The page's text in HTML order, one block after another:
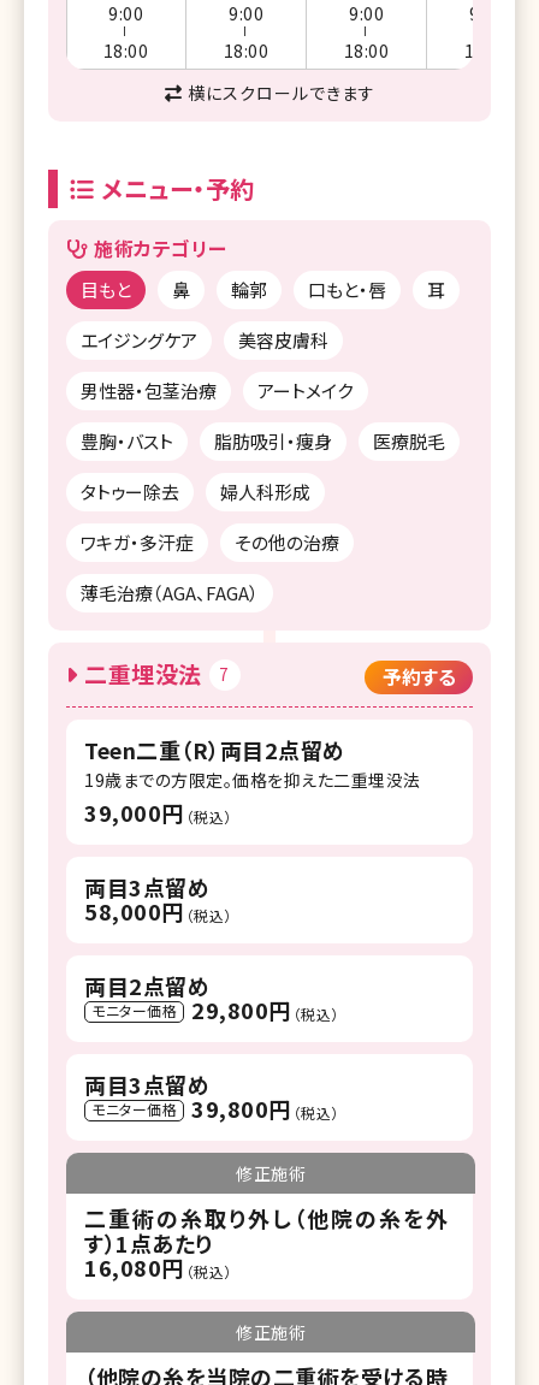
9:00
18:00
9:00
18:00
9:00
18:00
9:00
18:00
横にスクロールできます
メニュー・予約
施術カテゴリー
目もと 鼻 輪郭 口もと・唇
耳
エイジングケア
美容皮膚科
男性器・包茎治療
アートメイク
豊胸・バスト
脂肪吸引・痩身
医療脱毛
タトゥー除去
婦人科形成
ワキガ・多汗症
その他の治療
薄毛治療（AGA、FAGA）
二重埋没法 7 予約する
Teen二重（R）両目2点留め
19歳までの方限定。価格を抑えた二重埋没法
39,000円 （税込）
両目3点留め
58,000円 （税込）
両目2点留め
モニター価格 29,800円 （税込）
両目3点留め
モニター価格 39,800円 （税込）
修正施術
二重術の糸取り外し（他院の糸を外
す）1点あたり
16,080円 （税込）
修正施術
（他院の糸を当院の二重術を受ける時